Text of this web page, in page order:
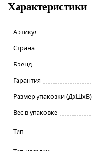
Характеристики
Артикул
Страна
Бренд
Гарантия
Размер упаковки (ДxШxВ)
Вес в упаковке
Тип